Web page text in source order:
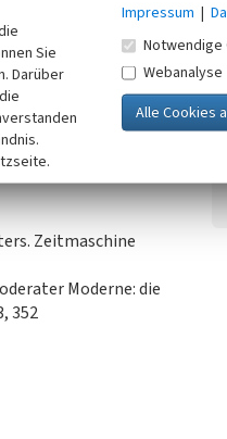
Zeitmaschine
Moderne: die
352
Sie
Darüber
Impressum |
Notwendige
Webanalyse